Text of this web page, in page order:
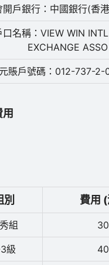
開戶銀行：中國銀行(香
口名稱：VIEW WIN
EXCHANGE ASSO
賬戶號碼：012-737-2-
別 費用
組
級